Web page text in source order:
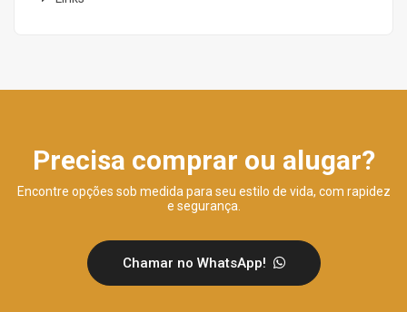
Precisa comprar ou alugar?
Encontre opções sob medida para seu estilo de vida, com rapidez
e segurança.
Chamar no WhatsApp!